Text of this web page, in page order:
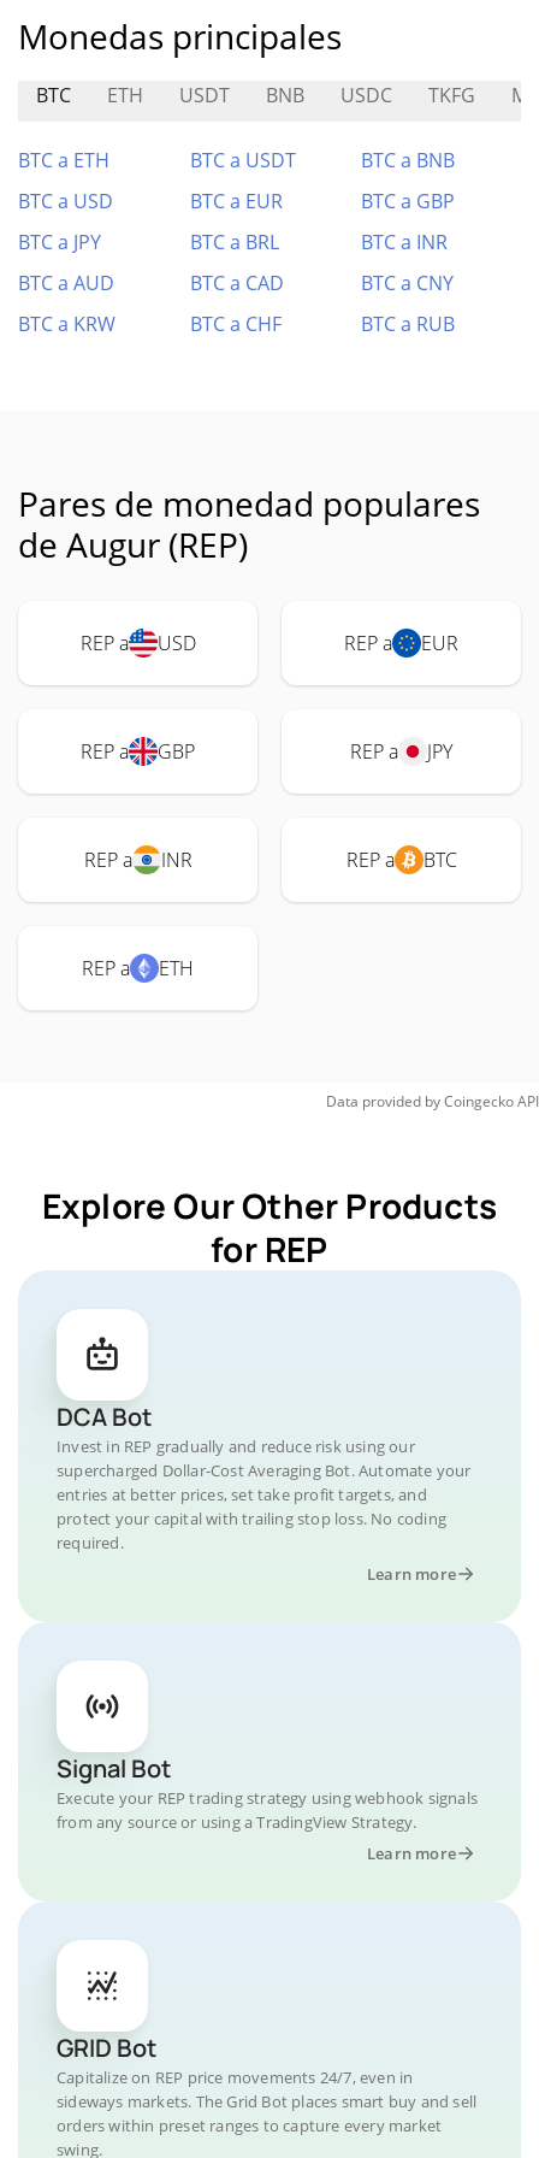
Monedas principales
BTC ETH USDT BNB USDC TKFG
BTC a ETH BTC a USDT
BTC a BNB
BTC a USD
BTC a EUR
BTC a GBP
BTC a JPY
BTC a BRL
BTC a INR
BTC a AUD
BTC a CAD
BTC a CNY
BTC a KRW
BTC a CHF BTC a RUB
Pares de monedad populares
de Augur (REP)
REP a USD REP a EUR
REP a GBP REP a JPY
REP a INR REP a BTC
REP a ETH
Data provided byCoingeckoAPI
Explore Our Other Products
for REP
DCA Bot
Invest in REP gradually and reduce risk using our
supercharged Dollar-Cost Averaging Bot. Automate your
entries at better prices, set take profit targets, and
protect your capital with trailing stop loss. No coding
required.
Learn more
Signal Bot
Execute your REP trading strategy using webhook signals
from any source or using a TradingView Strategy.
Learn more
GRID Bot
Capitalize on REP price movements 24/7, even in
sideways markets. The Grid Bot places smart buy and sell
orders within preset ranges to capture every market
swing.